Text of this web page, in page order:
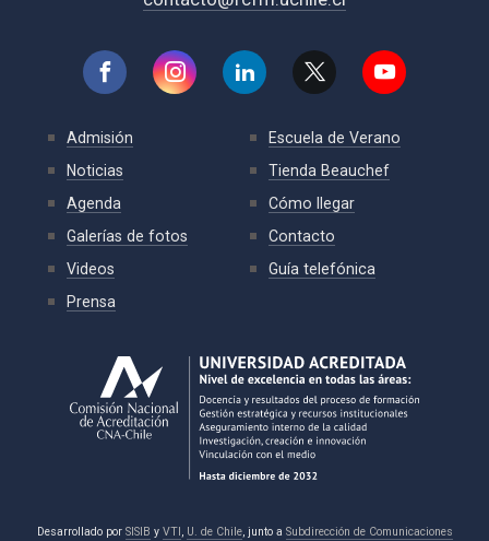
Admisión
Noticias
Agenda
Galerías de fotos
Videos
Prensa
Escuela de Verano
Tienda Beauchef
Cómo llegar
Contacto
Guía telefónica
Desarrollado por SISIB y VTI U. de Chile, junto a Subdirección de Comunicaciones